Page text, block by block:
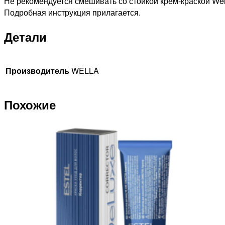
Подробная инструкция прилагается.
Детали
ПроизводительWELLA
Похожие